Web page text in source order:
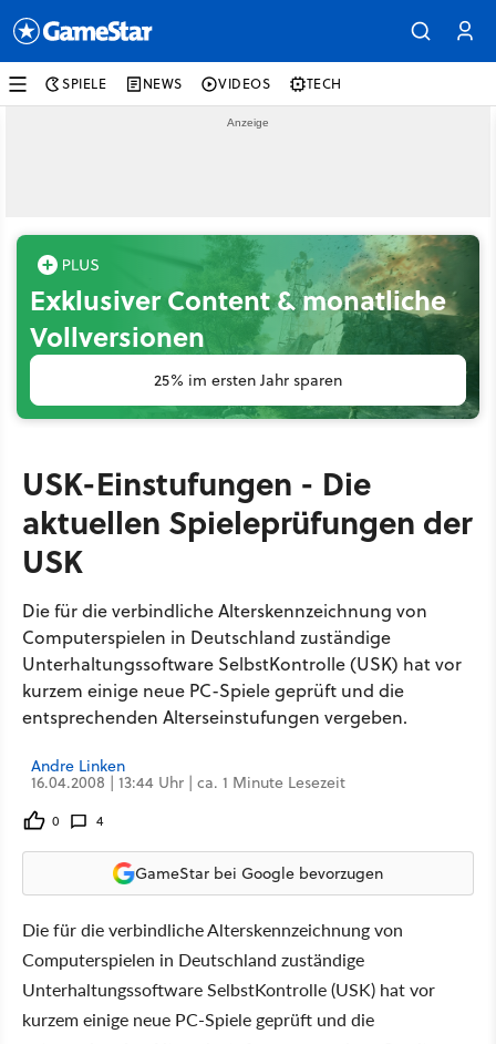
SPIELE NEWS VIDEOS TECH
Exklusiver Content & monatliche
Vollversionen
25% im ersten Jahr sparen
USK-Einstufungen - Die
aktuellen Spieleprüfungen der
USK
Die für die verbindliche Alterskennzeichnung von
Computerspielen in Deutschland zuständige
Unterhaltungssoftware SelbstKontrolle (USK) hat vor
kurzem einige neue PC-Spiele geprüft und die
entsprechenden Alterseinstufungen vergeben.
Andre Linken
16.04.2008 | 13:44 Uhr | ca. 1 Minute Lesezeit
0 4
GameStar bei Google bevorzugen
Die für die verbindliche Alterskennzeichnung von
Computerspielen in Deutschland zuständige
Unterhaltungssoftware SelbstKontrolle (USK) hat vor
kurzem einige neue PC-Spiele geprüft und die